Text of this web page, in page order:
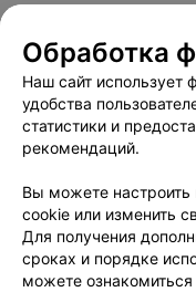
Обработка
Наш сайт использует
удобства
статистики и
рекомендаций.
Вы можете настроить
cookie или изменить
Для получения
сроках и порядке
можете